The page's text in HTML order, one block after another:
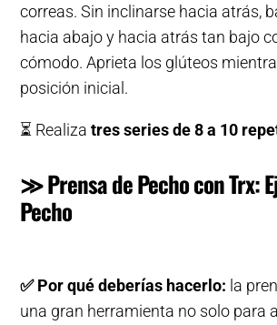
correas. Sin inclinarse hacia atrás,
hacia abajo y hacia atrás tan bajo
cómodo. Aprieta los glúteos
posición inicial.
⏳ Realizatres series de 8 a 10
≫ Prensa de Pecho con Trx:
Pecho
✅Por qué deberías hacerlo: la
una gran herramienta no solo para